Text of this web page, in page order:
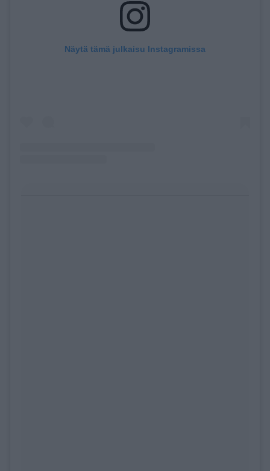
Näytä tämä julkaisu Instagramissa